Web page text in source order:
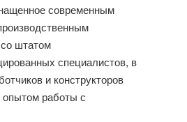
современным
штатом
специалистов, в
и конструкторов
работы с